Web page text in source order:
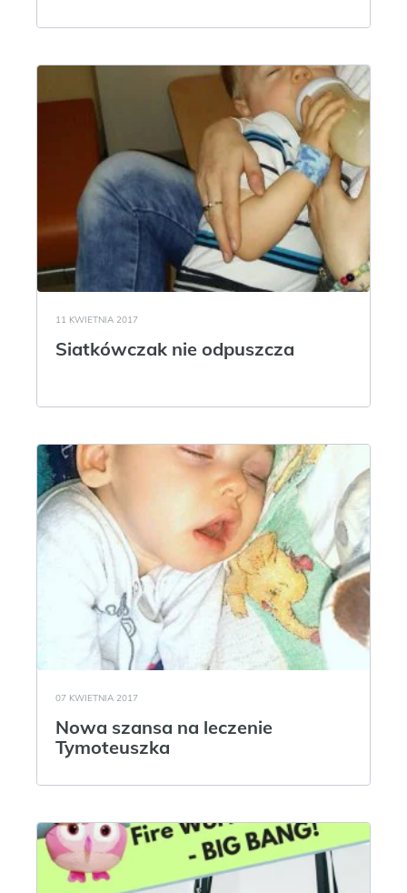
11 KWIETNIA 2017
Siatkówczak nie odpuszcza
07 KWIETNIA 2017
Nowa szansa na leczenie
Tymoteuszka